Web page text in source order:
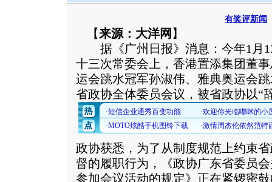
有奖评新闻
【来源：大洋网 】
据《广州日报》消息：今年1月
十三次常委会上，香港置添集团董
运会跳水冠军孙淑伟、雅典奥运会
省政协全体委员会议，被省政协以“
政协获悉，为了从制度规范上约束
督的履职行为，《政协广东省委员
参加会议活动的规定》正在紧锣密